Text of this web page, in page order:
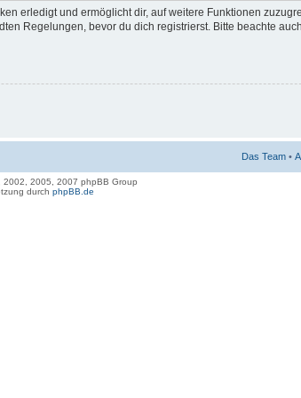
erledigt und ermöglicht dir, auf weitere Funktionen
Regelungen, bevor du dich registrierst. Bitte beachte
Das Team •
2002, 2005, 2007 phpBB Group
durch phpBB.de